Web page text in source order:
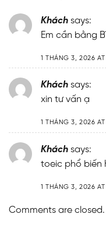
Khách says:
Em cần bằng
1 THÁNG 3, 2026
Khách says:
xin tư vấn ạ
1 THÁNG 3, 2026 AT
Khách says:
toeic phổ biến
1 THÁNG 3, 2026 AT
Comments are closed.